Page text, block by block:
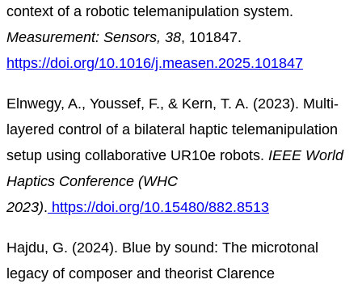
context of a robotic telemanipulation system.
Measurement: Sensors, 38, 101847.
https://doi.org/10.1016/j.measen.2025.101847
Elnwegy, A., Youssef, F., & Kern, T. A. (2023). Multi-
layered control of a bilateral haptic telemanipulation
setup using collaborative UR10e robots. IEEE World
Haptics Conference (WHC
2023). https://doi.org/10.15480/882.8513
Hajdu, G. (2024). Blue by sound: The microtonal
legacy of composer and theorist Clarence